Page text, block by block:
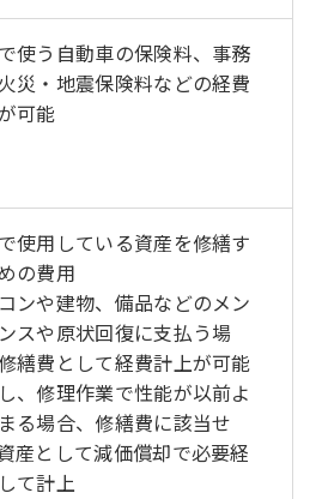
使う自動車の保険料、事務
災・地震保険料などの経費
可能
使用している資産を修繕す
の費用
ンや建物、備品などのメン
スや原状回復に支払う場
繕費として経費計上が可能
、修理作業で性能が以前よ
る場合、修繕費に該当せ
産として減価償却で必要経
て計上